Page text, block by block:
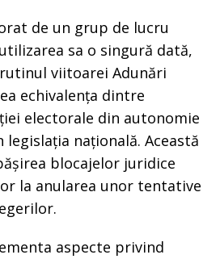
de un grup de lucru
sa o singură dată,
viitoarei Adunări
echivalența dintre
electorale din autonomie
legislația națională. Această
blocajelor juridice
la anularea unor tentative
aspecte privind